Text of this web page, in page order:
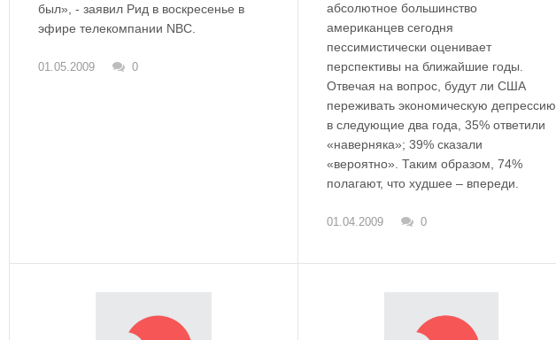
был», - заявил Рид в воскресенье в
эфире телекомпании NBC.
01.05.2009 0
абсолютное большинство
американцев сегодня
пессимистически оценивает
перспективы на ближайшие годы.
Отвечая на вопрос, будут ли США
переживать экономическую депрессию
в следующие два года, 35% ответили
«наверняка»; 39% сказали
«вероятно». Таким образом, 74%
полагают, что худшее – впереди.
01.04.2009 0